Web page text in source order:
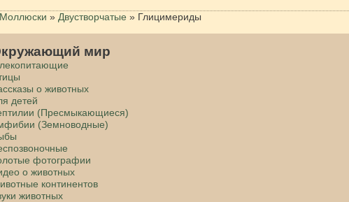
Моллюски » Двустворчатые » Глицимериды
мир
о животных
детей
(Пресмыкающиеся)
(Земноводные)
фотографии
о животных
континентов
животных